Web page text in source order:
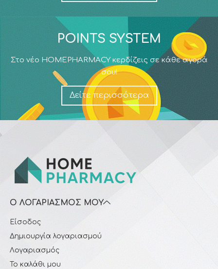
POINTS SYSTEM
Στο νέο HOMEPHARMACY κερδίζεις σε κάθε αγορά
σου!
Δείτε περισσότερα
Ο ΛΟΓΑΡΙΑΣΜΌΣ ΜΟΥ
Είσοδος
Δημιουργία λογαριασμού
Λογαριασμός
Το καλάθι μου